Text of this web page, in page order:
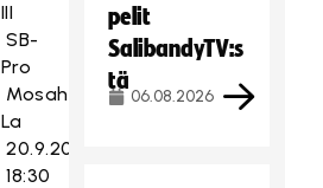
III
SB-
Pro
Mosahalli
La
20.9.2014
18:30
pelit
SalibandyTV:s
tä
06.08.2026